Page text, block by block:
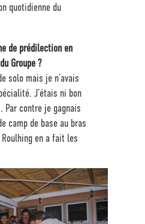
quotidienne du
de prédilection en
Groupe ?
solo mais je n’avais
J’étais ni bon
Par contre je gagnais
camp de base au bras
en a fait les